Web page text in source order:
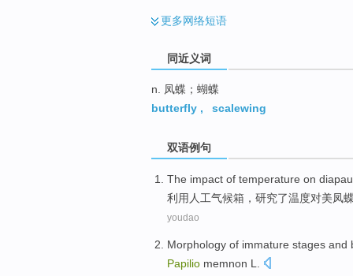
更多网络短语
同近义词
n. 凤蝶；蝴蝶
butterfly , scalewing
双语例句
The impact of temperature on
利用人工气候箱， 研究了温度对美凤蝶
youdao
Morphology of immature stages and
Papilio memnon L.